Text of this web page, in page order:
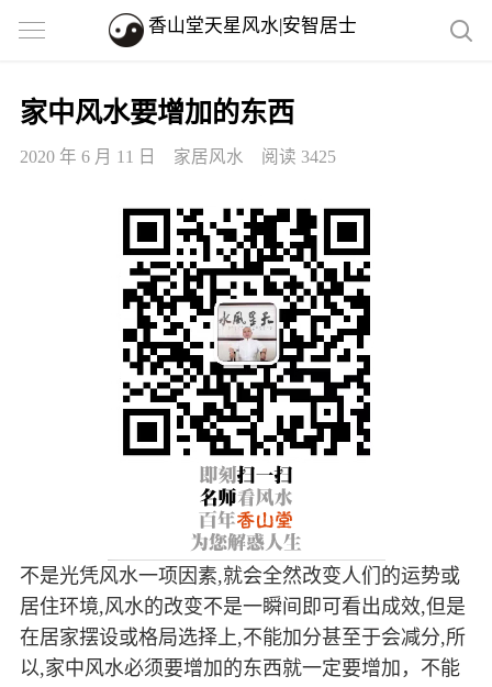
香山堂天星风水|安智居士
家中风水要增加的东西
2020 年 6 月 11 日 家居风水 阅读 3425
不是光凭风水一项因素,就会全然改变人们的运势或
居住环境,风水的改变不是一瞬间即可看出成效,但是
在居家摆设或格局选择上,不能加分甚至于会减分,所
以,家中风水必须要增加的东西就一定要增加，不能